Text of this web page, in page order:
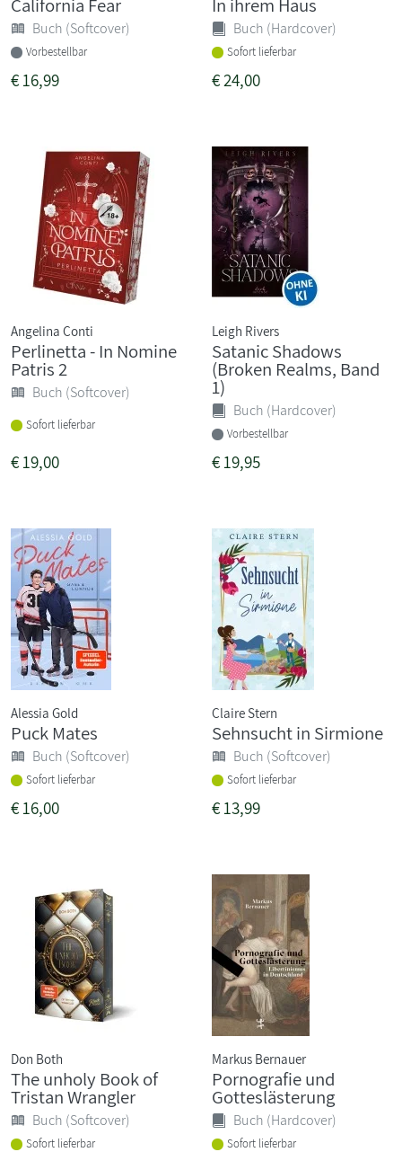
Buch (Softcover)
Vorbestellbar
€16,99
Buch (Hardcover)
Sofort lieferbar
€24,00
Angelina Conti
Perlinetta - In Nomine
Patris 2
Buch (Softcover)
Sofort lieferbar
€19,00
Leigh Rivers
Satanic Shadows
(Broken Realms, Band
1)
Buch (Hardcover)
Vorbestellbar
€19,95
Alessia Gold
Puck Mates
Buch (Softcover)
Sofort lieferbar
€16,00
Claire Stern
Sehnsucht in Sirmione
Buch (Softcover)
Sofort lieferbar
€13,99
Don Both
The unholy Book of
Tristan Wrangler
Buch (Softcover)
Sofort lieferbar
Markus Bernauer
Pornografie und
Gotteslästerung
Buch (Hardcover)
Sofort lieferbar